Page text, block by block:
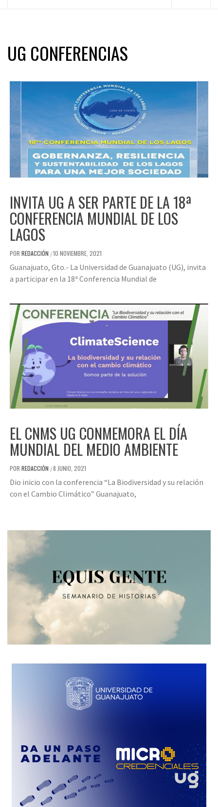
UG CONFERENCIAS
INVITA UG A SER PARTE DE LA 18ª
CONFERENCIA MUNDIAL DE LOS
LAGOS
POR REDACCIÓN /10 NOVIEMBRE, 2021
Guanajuato, Gto.- La Universidad de Guanajuato (UG), invita
a participar en la 18ª Conferencia Mundial de
EL CNMS UG CONMEMORA EL DÍA
MUNDIAL DEL MEDIO AMBIENTE
POR REDACCIÓN /8 JUNIO, 2021
Dio inicio con la conferencia “La Biodiversidad y su relación
con el Cambio Climático” Guanajuato,